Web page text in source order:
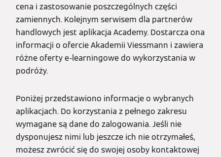
cena i zastosowanie poszczególnych części
zamiennych. Kolejnym serwisem dla partnerów
handlowych jest aplikacja Academy. Dostarcza ona
informacji o ofercie Akademii Viessmann i zawiera
różne oferty e-learningowe do wykorzystania w
podróży.
Poniżej przedstawiono informacje o wybranych
aplikacjach. Do korzystania z pełnego zakresu
wymagane są dane do zalogowania. Jeśli nie
dysponujesz nimi lub jeszcze ich nie otrzymałeś,
możesz zwrócić się do swojej osoby kontaktowej